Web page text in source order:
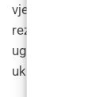
vještini
rezultate
uglednog i
uklanjanja